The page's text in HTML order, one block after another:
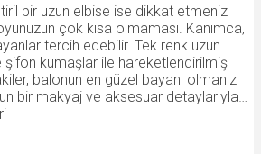
bir uzun elbise ise dikkat etmeniz
çok kısa olmaması. Kanımca,
tercih edebilir. Tek renk uzun
kumaşlar ile hareketlendirilmiş
balonun en güzel bayanı olmanız
bir makyaj ve aksesuar detaylarıyla…